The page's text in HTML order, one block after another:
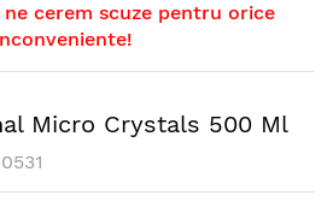
cerem scuze pentru orice
Micro Crystals 500 Ml